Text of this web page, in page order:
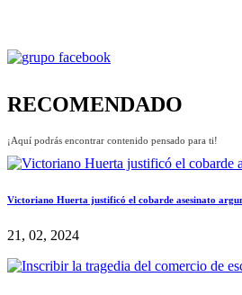
RECOMENDADO
¡Aquí podrás encontrar contenido pensado para ti!
Victoriano Huerta justificó el cobarde asesinato
21, 02, 2024